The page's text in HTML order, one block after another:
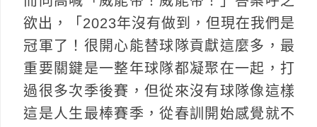
欲出，「2023年沒有做到，但現在我們是
冠軍了！很開心能替球隊貢獻這麼多，最
重要關鍵是一整年球隊都凝聚在一起，打
過很多次季後賽，但從來沒有球隊像這樣
這是人生最棒賽季，從春訓開始感覺就不